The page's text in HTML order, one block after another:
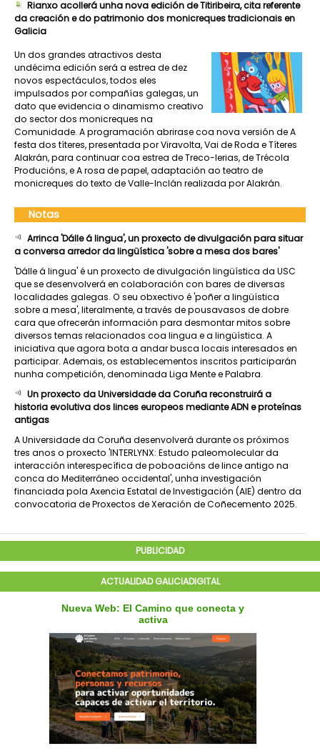
Rianxo acollerá unha nova edición de Titiribeira, cita referente
da creación e do patrimonio dos monicreques tradicionais en
Galicia
Un dos grandes atractivos desta
undécima edición será a estrea de dez
novos espectáculos, todos eles
impulsados por compañías galegas, un
dato que evidencia o dinamismo creativo
do sector dos monicreques na
Comunidade. A programación abrirase coa nova versión de A
festa dos títeres, presentada por Viravolta, Vai de Roda e Títeres
Alakrán, para continuar coa estrea de Treco-lerias, de Trécola
Producións, e A rosa de papel, adaptación ao teatro de
monicreques do texto de Valle-Inclán realizada por Alakrán.
Notas
Arrinca 'Dálle á lingua', un proxecto de divulgación para situar
a conversa arredor da lingüística 'sobre a mesa dos bares'
'Dálle á lingua' é un proxecto de divulgación lingüística da USC
que se desenvolverá en colaboración con bares de diversas
localidades galegas. O seu obxectivo é 'poñer a lingüística
sobre a mesa', literalmente, a través de pousavasos de dobre
cara que ofrecerán información para desmontar mitos sobre
diversos temas relacionados coa lingua e a lingüística. A
iniciativa que agora bota a andar busca locais interesados en
participar. Ademais, os establecementos inscritos participarán
nunha competición, denominada Liga Mente e Palabra.
Un proxecto da Universidade da Coruña reconstruirá a
historia evolutiva dos linces europeos mediante ADN e proteínas
antigas
A Universidade da Coruña desenvolverá durante os próximos
tres anos o proxecto 'INTERLYNX: Estudo paleomolecular da
interacción interespecífica de poboacións de lince antigo na
conca do Mediterráneo occidental', unha investigación
financiada pola Axencia Estatal de Investigación (AIE) dentro da
convocatoria de Proxectos de Xeración de Coñecemento 2025.
PUBLICIDAD
ACTUALIDAD GALICIADIGITAL